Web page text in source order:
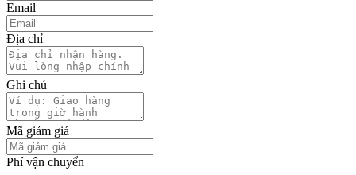
Email
Địa chỉ
Ghi chú
Mã giảm giá
Phí vận chuyển